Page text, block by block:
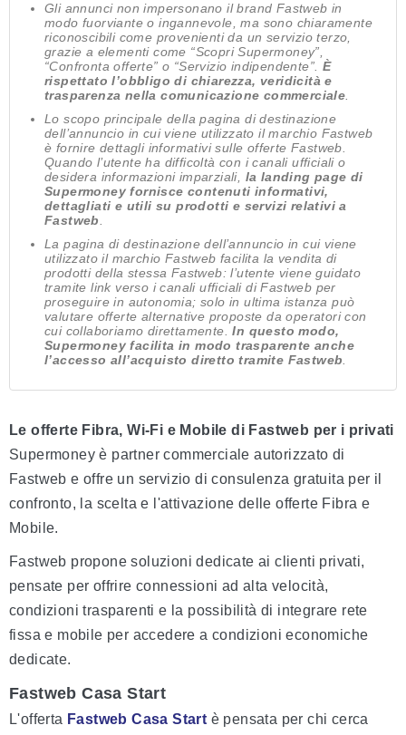
Gli annunci non impersonano il brand Fastweb in
modo fuorviante o ingannevole, ma sono chiaramente
riconoscibili come provenienti da un servizio terzo,
grazie a elementi come “Scopri Supermoney”,
“Confronta offerte” o “Servizio indipendente”. È
rispettato l’obbligo di chiarezza, veridicità e
trasparenza nella comunicazione commerciale.
Lo scopo principale della pagina di destinazione
dell’annuncio in cui viene utilizzato il marchio Fastweb
è fornire dettagli informativi sulle offerte Fastweb.
Quando l’utente ha difficoltà con i canali ufficiali o
desidera informazioni imparziali, la landing page di
Supermoney fornisce contenuti informativi,
dettagliati e utili su prodotti e servizi relativi a
Fastweb.
La pagina di destinazione dell’annuncio in cui viene
utilizzato il marchio Fastweb facilita la vendita di
prodotti della stessa Fastweb: l’utente viene guidato
tramite link verso i canali ufficiali di Fastweb per
proseguire in autonomia; solo in ultima istanza può
valutare offerte alternative proposte da operatori con
cui collaboriamo direttamente.In questo modo,
Supermoney facilita in modo trasparente anche
l’accesso all’acquisto diretto tramite Fastweb.
Le offerte Fibra, Wi-Fi e Mobile di Fastweb per i privati
Supermoney è partner commerciale autorizzato di
Fastweb e offre un servizio di consulenza gratuita per il
confronto, la scelta e l'attivazione delle offerte Fibra e
Mobile.
Fastweb propone soluzioni dedicate ai clienti privati,
pensate per offrire connessioni ad alta velocità,
condizioni trasparenti e la possibilità di integrare rete
fissa e mobile per accedere a condizioni economiche
dedicate.
Fastweb Casa Start
L'offerta Fastweb Casa Start è pensata per chi cerca